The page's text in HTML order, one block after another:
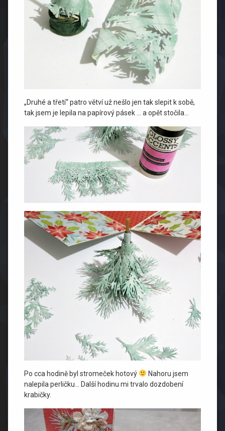
„Druhé a třetí“ patro větví už nešlo jen tak slepit k sobě,
tak jsem je lepila na papírový pásek … a opět stočila…
Po cca hodině byl stromeček hotový
Nahoru jsem
nalepila perličku… Další hodinu mi trvalo dozdobení
krabičky.